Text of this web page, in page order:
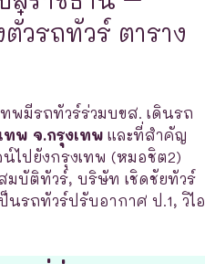
วรถทัวร์ ตาราง
พมีรถทัวร์ร่วมบขส. เดินรถ
ทพ จ.กรุงเทพ และที่สำคัญ
ไปยังกรุงเทพ (หมอชิต2)
บัติทัวร์, บริษัท เชิดชัยทัวร์
นรถทัวร์ปรับอากาศ ป.1, วิไอ